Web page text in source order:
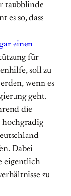
taubblinde
es so, dass
einen
für
soll zu
wenn es
geht.
die
hochgradig
Dabei
eigentlich
zu